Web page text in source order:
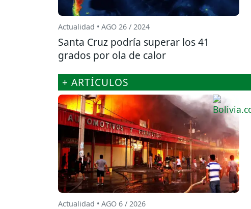
Actualidad • AGO 26 / 2024
Santa Cruz podría superar los 41
grados por ola de calor
+ ARTÍCULOS
Actualidad • AGO 6 / 2026